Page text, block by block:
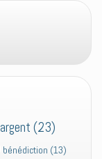
argent (23)
bénédiction (13)